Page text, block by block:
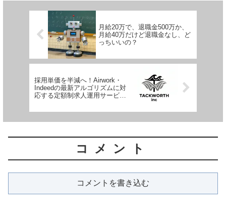
月給20万で、退職金500万か、
月給40万だけど退職金なし、ど
っちいいの？
採用単価を半減へ！Airwork・
Indeedの最新アルゴリズムに対
応する定額制求人運用サービス
コメント
コメントを書き込む